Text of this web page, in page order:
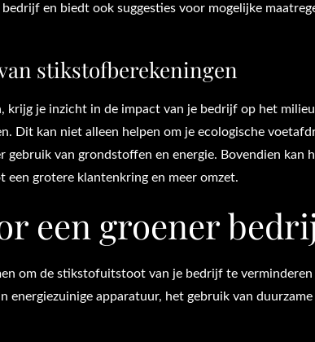
en biedt ook suggesties voor mogelijke
stikstofberekeningen
krijg je inzicht in de impact van je bedrijf op het
Dit kan niet alleen helpen om je ecologische
van grondstoffen en energie. Bovendien kan
grotere klantenkring en meer omzet.
een groener
om de stikstofuitstoot van je bedrijf te
energiezuinige apparatuur, het gebruik van